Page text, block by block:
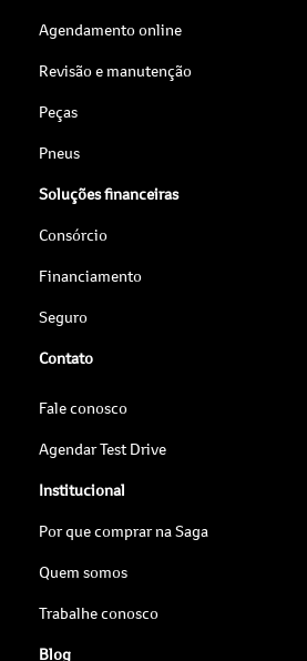
Agendamento online
Revisão e manutenção
Peças
Pneus
Soluções financeiras
Consórcio
Financiamento
Seguro
Contato
Fale conosco
Agendar Test Drive
Institucional
Por que comprar na Saga
Quem somos
Trabalhe conosco
Blog